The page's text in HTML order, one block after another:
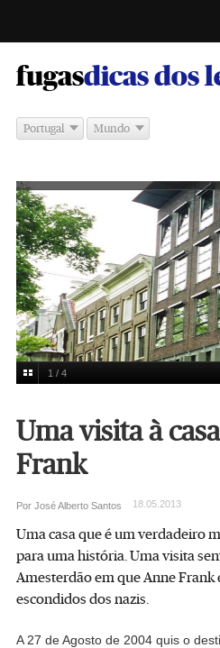
fugasdicas dos
Portugal Mundo
À porta da casa de Anne Frank
1 / 4
Uma visita à
Frank
Por José Alberto Santos 18.05.2013
Uma casa que é um verdadeiro
para uma história. Uma visita
Amesterdão em que Anne
escondidos dos nazis.
A 27 de Agosto de 2004 quis o